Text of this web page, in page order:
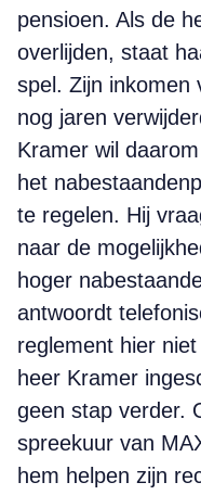
pensioen. Als de
overlijden, staat
spel. Zijn inkomen
nog jaren
Kramer wil
het
te regelen. Hij
naar de
hoger
antwoordt
reglement hier
heer Kramer
geen stap verder.
spreekuur van
hem helpen zijn